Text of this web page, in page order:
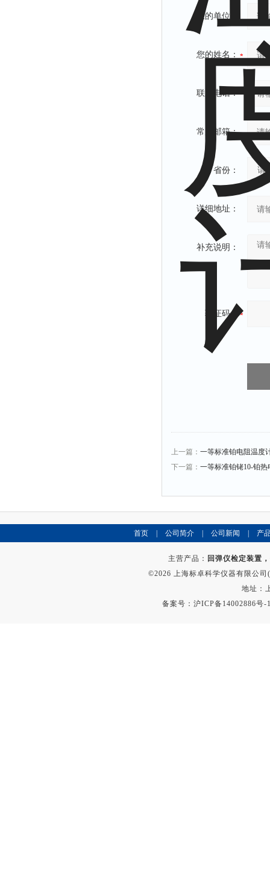
您的单位：
您的姓名：
联系电话：
常用邮箱：
省份：
详细地址：
补充说明：
验证码：
上一篇： 一等标准铂电阻温度
下一篇： 一等标准铂铑10-铂热
首页 公司简介 公司新闻 产
主营产品： 回弹仪检定装置
©2026 上海标卓科学仪器有限公
地址：
备案号：沪ICP备14002886号-